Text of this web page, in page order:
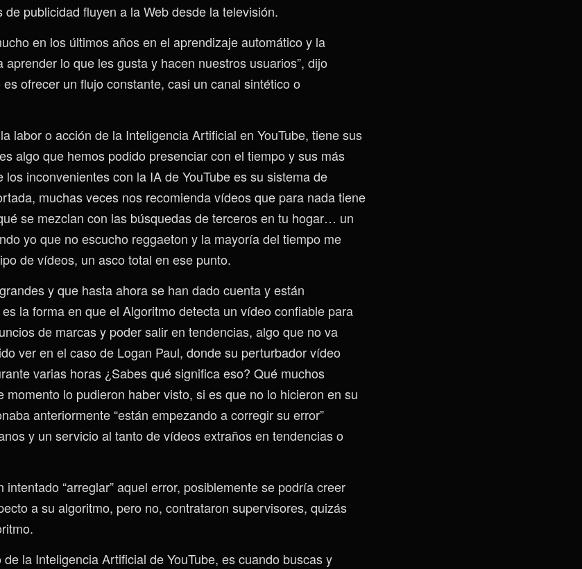
publicidad fluyen a la Web desde la televisión.
en los últimos años en el aprendizaje automático y la
lo que les gusta y hacen nuestros usuarios”, dijo
ofrecer un flujo constante, casi un canal sintético o
labor o acción de la Inteligencia Artificial en YouTube, tiene sus
algo que hemos podido presenciar con el tiempo y sus más
los inconvenientes con la IA de YouTube es su sistema de
muchas veces nos recomienda vídeos que para nada tiene
se mezclan con las búsquedas de terceros en tu hogar… un
yo que no escucho reggaeton y la mayoría del tiempo me
de vídeos, un asco total en ese punto.
y que hasta ahora se han dado cuenta y están
es la forma en que el Algoritmo detecta un vídeo confiable para
de marcas y poder salir en tendencias, algo que no va
ver en el caso de Logan Paul, donde su perturbador vídeo
varias horas ¿Sabes qué significa eso? Qué muchos
momento lo pudieron haber visto, si es que no lo hicieron en su
anteriormente “están empezando a corregir su error”
y un servicio al tanto de vídeos extraños en tendencias o
intentado “arreglar” aquel error, posiblemente se podría creer
a su algoritmo, pero no, contrataron supervisores, quizás
la Inteligencia Artificial de YouTube, es cuando buscas y